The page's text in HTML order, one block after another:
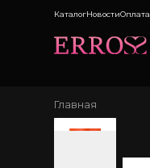
КаталогНовостиОплата
Главная